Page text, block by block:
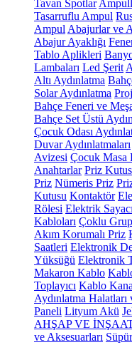
Tavan Spotlar
Tasarruflu Ampul
Ampul Abajurlar ve
Abajur Ayaklığı
Tablo Aplikleri
Lambaları Led Şerit
Altı Aydınlatma
Solar Aydınlatma
Bahçe Feneri ve
Bahçe Set Üstü
Çocuk Odası
Duvar Aydınlatmaları
Avizesi Çocuk Masa
Anahtarlar Priz
Priz Nümeris Priz
Kutusu Kontaktör
Rölesi Elektrik Sayacı
Kabloları Çoklu
Akım Korumalı Priz
Saatleri Elektronik
Yüksüğü Elektronik
Makaron Kablo
Toplayıcı Kablo
Aydınlatma
Paneli Lityum Akü
AHŞAP VE
ve Aksesuarları